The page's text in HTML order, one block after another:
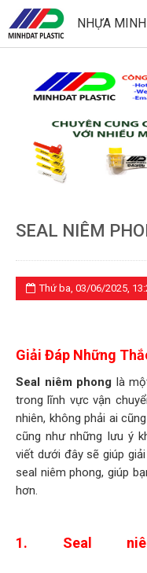
NHỰA
SEAL NIÊM
Thứ ba, 03/06/2025,
Giải Đáp Những
Seal niêm phong là
trong lĩnh vực vận
nhiên, không phải ai
cũng như những lưu ý
viết dưới đây sẽ giúp
seal niêm phong, giúp
hơn.
1. Seal